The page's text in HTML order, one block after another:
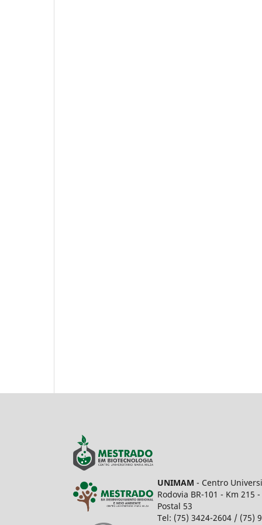
UNIMAM - Centro
Rodovia BR-101 - Km 215
Postal 53
Tel: (75) 3424-2604 / (75)